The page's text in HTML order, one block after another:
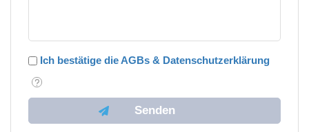
Ich bestätige die AGBs & Datenschutzerklärung